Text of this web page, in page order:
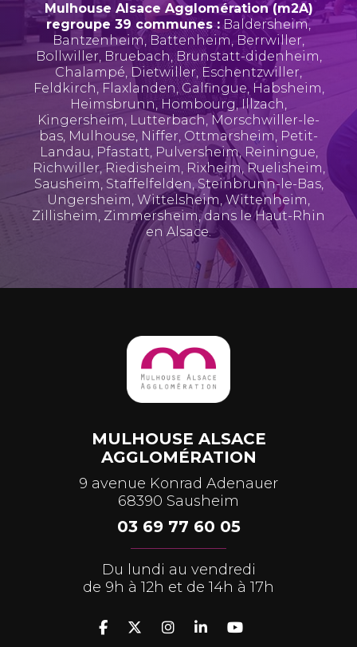
Mulhouse Alsace Agglomération (m2A)
regroupe 39 communes : Baldersheim,
Bantzenheim, Battenheim, Berrwiller,
Bollwiller, Bruebach,Brunstatt-didenheim,
Chalampé, Dietwiller, Eschentzwiller,
Feldkirch, Flaxlanden,Galfingue, Habsheim,
Heimsbrunn, Hombourg,Illzach,
Kingersheim, Lutterbach, Morschwiller-le-
bas, Mulhouse, Niffer, Ottmarsheim, Petit-
Landau, Pfastatt, Pulversheim, Reiningue,
Richwiller, Riedisheim, Rixheim,Ruelisheim,
Sausheim, Staffelfelden, Steinbrunn-le-Bas,
Ungersheim, Wittelsheim,Wittenheim,
Zillisheim, Zimmersheim, dans le Haut-Rhin
en Alsace.
MULHOUSE ALSACE
AGGLOMÉRATION
9 avenue Konrad Adenauer
68390 Sausheim
03 69 77 60 05
Du lundi au vendredi
de 9h à 12h et de 14h à 17h